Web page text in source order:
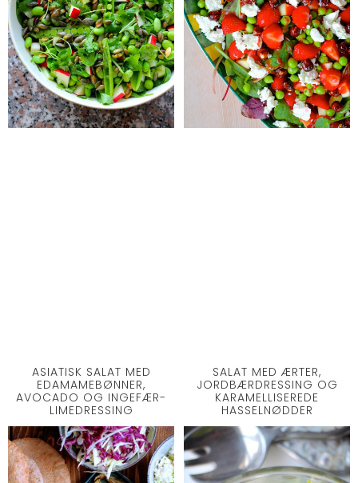
ASIATISK SALAT MED
EDAMAMEBØNNER,
AVOCADO OG INGEFÆR-
LIMEDRESSING
SALAT MED ÆRTER,
JORDBÆRDRESSING OG
KARAMELLISEREDE
HASSELNØDDER